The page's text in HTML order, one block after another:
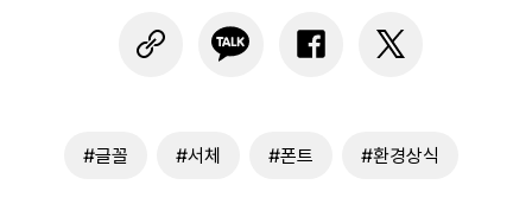
#글꼴 #서체 #폰트 #환경상식